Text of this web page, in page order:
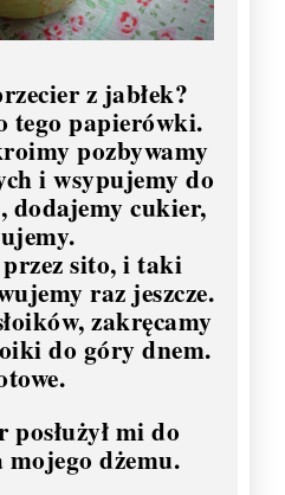
z jabłek?
tego papierówki.
pozbywamy
i wsypujemy do
dodajemy cukier,
sito, i taki
raz jeszcze.
zakręcamy
do góry dnem.
mi do
mojego dżemu.